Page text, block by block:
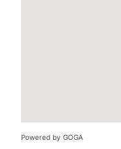
Powered by GOGA